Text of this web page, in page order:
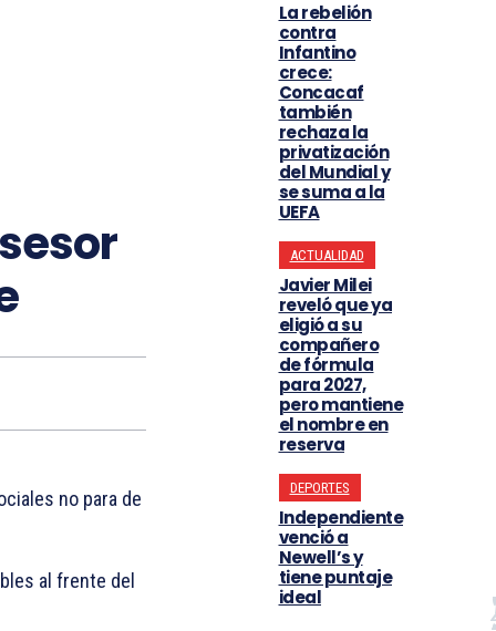
no para de
al frente del
La rebelión
contra
Infantino
crece:
Concacaf
también
rechaza la
privatización
del Mundial y
se suma a la
UEFA
ACTUALIDAD
Javier Milei
reveló que ya
eligió a su
compañero
de fórmula
para 2027,
pero mantiene
el nombre en
reserva
DEPORTES
Independiente
venció a
Newell’s y
tiene puntaje
ideal